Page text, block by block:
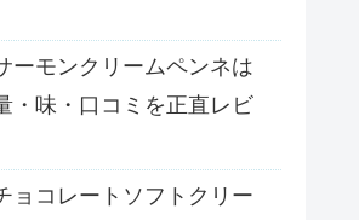
ーモンクリームペンネは
・味・口コミを正直レビ
ョコレートソフトクリー